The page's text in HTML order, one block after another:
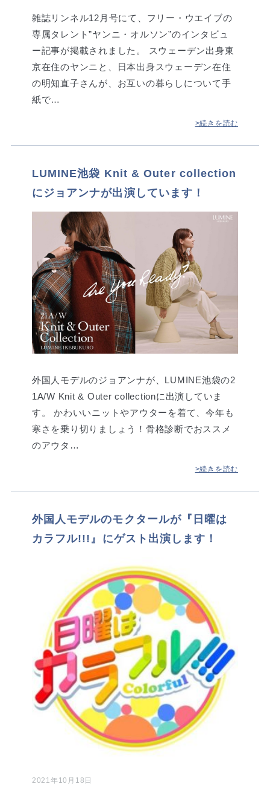
雑誌リンネル12月号にて、フリー・ウエイブの
専属タレント”ヤンニ・オルソン”のインタビュ
ー記事が掲載されました。 スウェーデン出身東
京在住のヤンニと、日本出身スウェーデン在住
の明知直子さんが、お互いの暮らしについて手
紙で…
>続きを読む
LUMINE池袋 Knit & Outer collection
にジョアンナが出演しています！
外国人モデルのジョアンナが、LUMINE池袋の2
1A/W Knit & Outer collectionに出演していま
す。 かわいいニットやアウターを着て、今年も
寒さを乗り切りましょう！骨格診断でおススメ
のアウタ…
>続きを読む
外国人モデルのモクタールが『日曜は
カラフル!!!』にゲスト出演します！
2021年10月18日